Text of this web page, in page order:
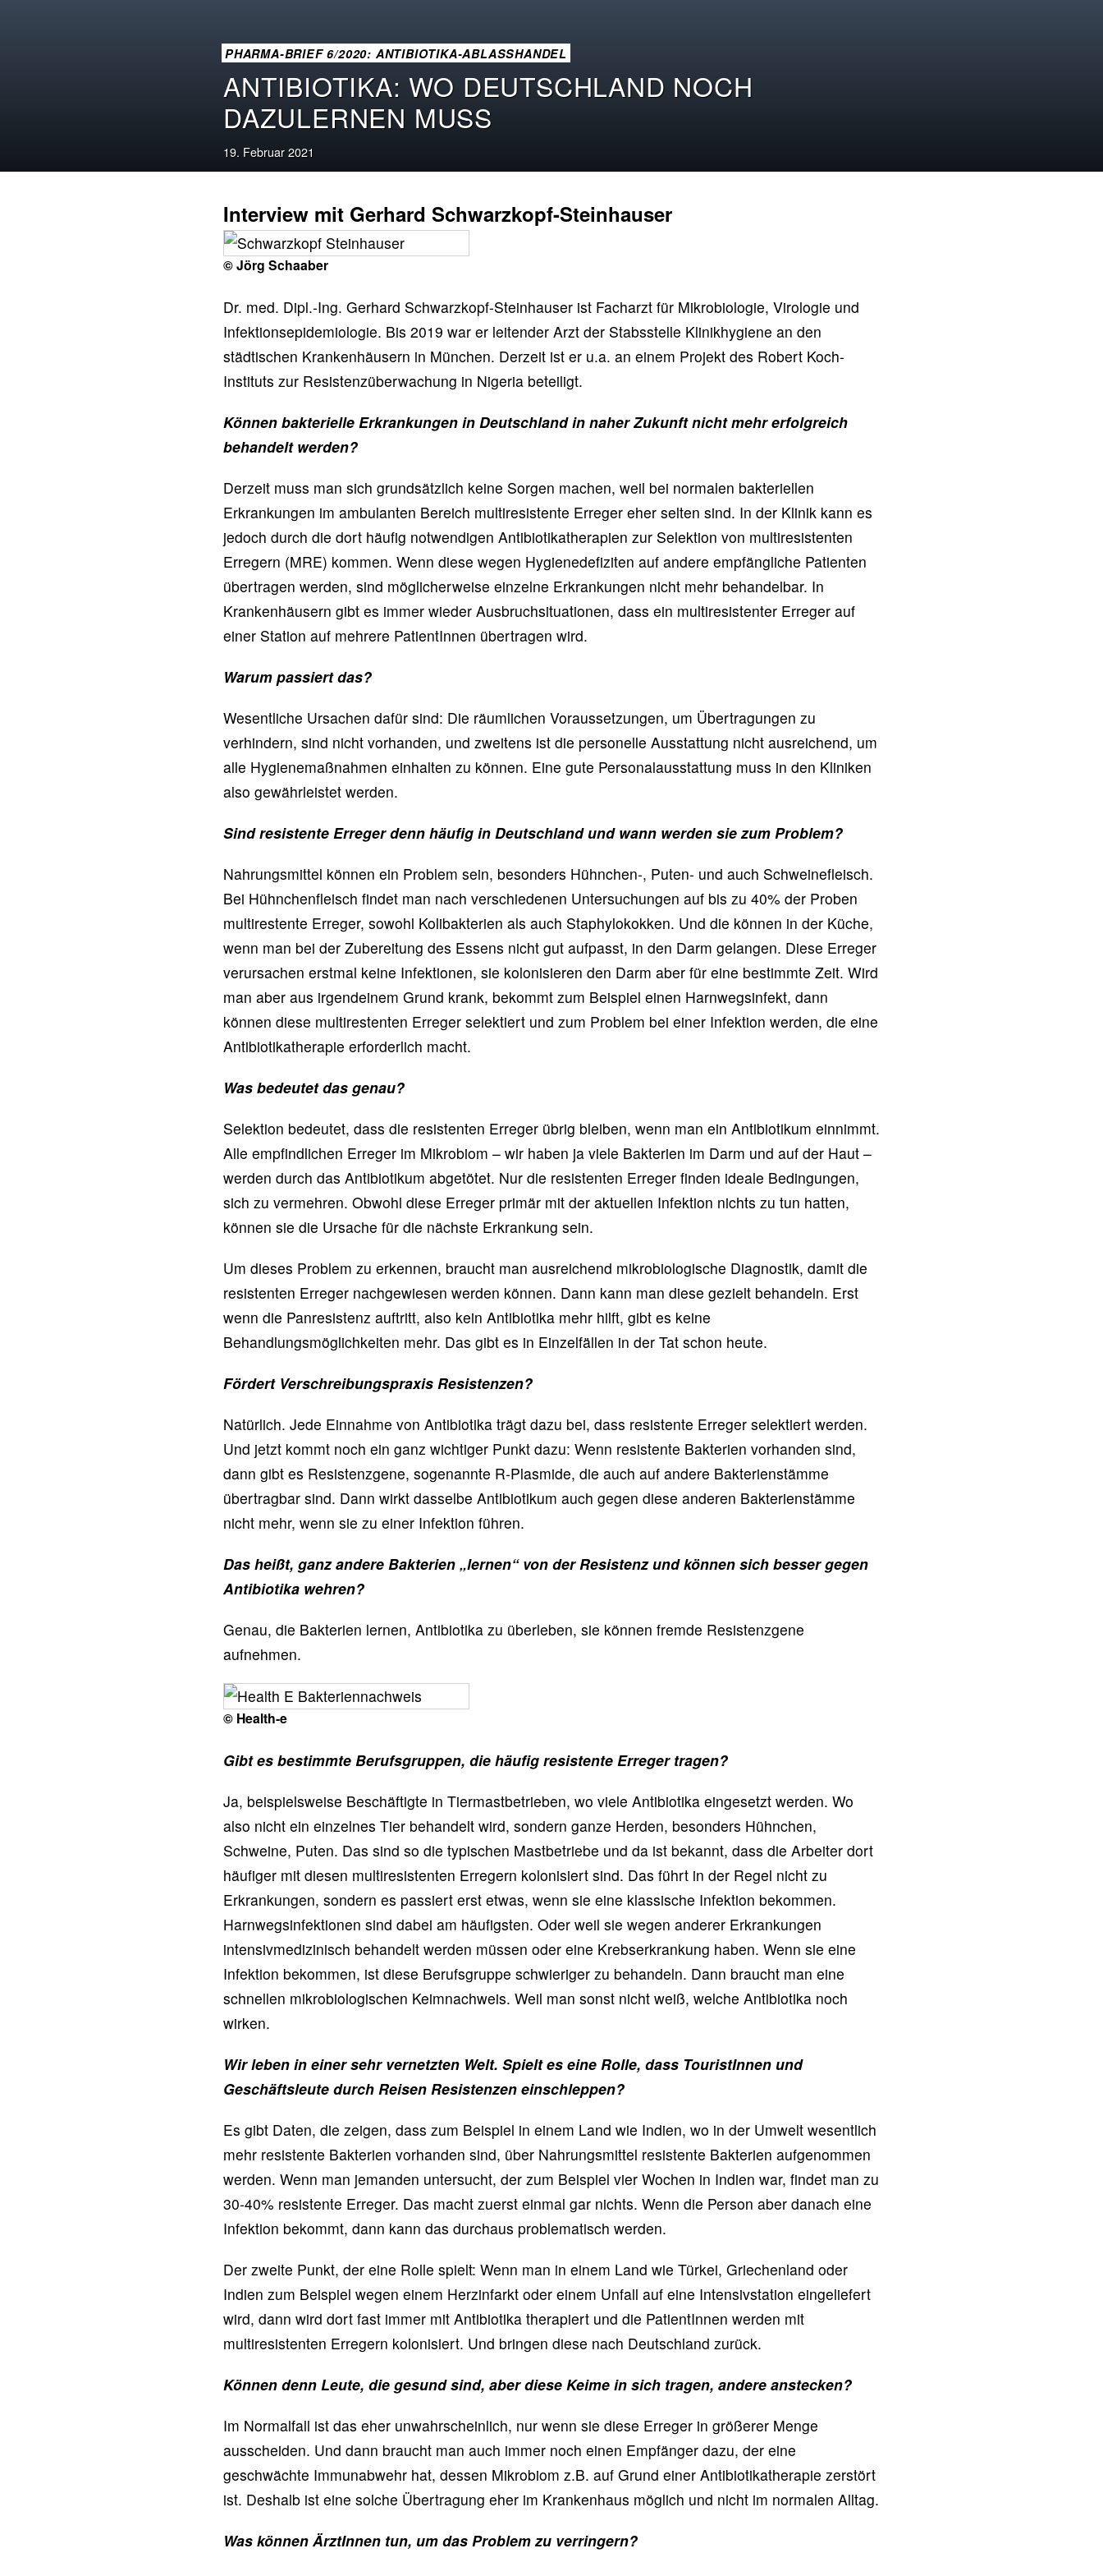
PHARMA-BRIEF 6/2020: ANTIBIOTIKA-ABLASSHANDEL
ANTIBIOTIKA: WO DEUTSCHLAND NOCH
DAZULERNEN MUSS
19. Februar 2021
Interview mit Gerhard Schwarzkopf-Steinhauser
© Jörg Schaaber
Dr. med. Dipl.-Ing. Gerhard Schwarzkopf-Steinhauser ist Facharzt für Mikrobiologie, Virologie und
Infektionsepidemiologie. Bis 2019 war er leitender Arzt der Stabsstelle Klinikhygiene an den
städtischen Krankenhäusern in München. Derzeit ist er u.a. an einem Projekt des Robert Koch-
Instituts zur Resistenzüberwachung in Nigeria beteiligt.
Können bakterielle Erkrankungen in Deutschland in naher Zukunft nicht mehr erfolgreich
behandelt werden?
Derzeit muss man sich grundsätzlich keine Sorgen machen, weil bei normalen bakteriellen
Erkrankungen im ambulanten Bereich multiresistente Erreger eher selten sind. In der Klinik kann es
jedoch durch die dort häufig notwendigen Antibiotikatherapien zur Selektion von multiresistenten
Erregern (MRE) kommen. Wenn diese wegen Hygienedefiziten auf andere empfängliche Patienten
übertragen werden, sind möglicherweise einzelne Erkrankungen nicht mehr behandelbar. In
Krankenhäusern gibt es immer wieder Ausbruchsituationen, dass ein multiresistenter Erreger auf
einer Station auf mehrere PatientInnen übertragen wird.
Warum passiert das?
Wesentliche Ursachen dafür sind: Die räumlichen Voraussetzungen, um Übertragungen zu
verhindern, sind nicht vorhanden, und zweitens ist die personelle Ausstattung nicht ausreichend, um
alle Hygienemaßnahmen einhalten zu können. Eine gute Personalausstattung muss in den Kliniken
also gewährleistet werden.
Sind resistente Erreger denn häufig in Deutschland und wann werden sie zum Problem?
Nahrungsmittel können ein Problem sein, besonders Hühnchen-, Puten- und auch Schweinefleisch.
Bei Hühnchenfleisch findet man nach verschiedenen Untersuchungen auf bis zu 40% der Proben
multirestente Erreger, sowohl Kolibakterien als auch Staphylokokken. Und die können in der Küche,
wenn man bei der Zubereitung des Essens nicht gut aufpasst, in den Darm gelangen. Diese Erreger
verursachen erstmal keine Infektionen, sie kolonisieren den Darm aber für eine bestimmte Zeit. Wird
man aber aus irgendeinem Grund krank, bekommt zum Beispiel einen Harnwegsinfekt, dann
können diese multirestenten Erreger selektiert und zum Problem bei einer Infektion werden, die eine
Antibiotikatherapie erforderlich macht.
Was bedeutet das genau?
Selektion bedeutet, dass die resistenten Erreger übrig bleiben, wenn man ein Antibiotikum einnimmt.
Alle empfindlichen Erreger im Mikrobiom – wir haben ja viele Bakterien im Darm und auf der Haut –
werden durch das Antibiotikum abgetötet. Nur die resistenten Erreger finden ideale Bedingungen,
sich zu vermehren. Obwohl diese Erreger primär mit der aktuellen Infektion nichts zu tun hatten,
können sie die Ursache für die nächste Erkrankung sein.
Um dieses Problem zu erkennen, braucht man ausreichend mikrobiologische Diagnostik, damit die
resistenten Erreger nachgewiesen werden können. Dann kann man diese gezielt behandeln. Erst
wenn die Panresistenz auftritt, also kein Antibiotika mehr hilft, gibt es keine
Behandlungsmöglichkeiten mehr. Das gibt es in Einzelfällen in der Tat schon heute.
Fördert Verschreibungspraxis Resistenzen?
Natürlich. Jede Einnahme von Antibiotika trägt dazu bei, dass resistente Erreger selektiert werden.
Und jetzt kommt noch ein ganz wichtiger Punkt dazu: Wenn resistente Bakterien vorhanden sind,
dann gibt es Resistenzgene, sogenannte R-Plasmide, die auch auf andere Bakterienstämme
übertragbar sind. Dann wirkt dasselbe Antibiotikum auch gegen diese anderen Bakterienstämme
nicht mehr, wenn sie zu einer Infektion führen.
Das heißt, ganz andere Bakterien „lernen“ von der Resistenz und können sich besser gegen
Antibiotika wehren?
Genau, die Bakterien lernen, Antibiotika zu überleben, sie können fremde Resistenzgene
aufnehmen.
© Health-e
Gibt es bestimmte Berufsgruppen, die häufig resistente Erreger tragen?
Ja, beispielsweise Beschäftigte in Tiermastbetrieben, wo viele Antibiotika eingesetzt werden. Wo
also nicht ein einzelnes Tier behandelt wird, sondern ganze Herden, besonders Hühnchen,
Schweine, Puten. Das sind so die typischen Mastbetriebe und da ist bekannt, dass die Arbeiter dort
häufiger mit diesen multiresistenten Erregern kolonisiert sind. Das führt in der Regel nicht zu
Erkrankungen, sondern es passiert erst etwas, wenn sie eine klassische Infektion bekommen.
Harnwegsinfektionen sind dabei am häufigsten. Oder weil sie wegen anderer Erkrankungen
intensivmedizinisch behandelt werden müssen oder eine Krebserkrankung haben. Wenn sie eine
Infektion bekommen, ist diese Berufsgruppe schwieriger zu behandeln. Dann braucht man eine
schnellen mikrobiologischen Keimnachweis. Weil man sonst nicht weiß, welche Antibiotika noch
wirken.
Wir leben in einer sehr vernetzten Welt. Spielt es eine Rolle, dass TouristInnen und
Geschäftsleute durch Reisen Resistenzen einschleppen?
Es gibt Daten, die zeigen, dass zum Beispiel in einem Land wie Indien, wo in der Umwelt wesentlich
mehr resistente Bakterien vorhanden sind, über Nahrungsmittel resistente Bakterien aufgenommen
werden. Wenn man jemanden untersucht, der zum Beispiel vier Wochen in Indien war, findet man zu
30-40% resistente Erreger. Das macht zuerst einmal gar nichts. Wenn die Person aber danach eine
Infektion bekommt, dann kann das durchaus problematisch werden.
Der zweite Punkt, der eine Rolle spielt: Wenn man in einem Land wie Türkei, Griechenland oder
Indien zum Beispiel wegen einem Herzinfarkt oder einem Unfall auf eine Intensivstation eingeliefert
wird, dann wird dort fast immer mit Antibiotika therapiert und die PatientInnen werden mit
multiresistenten Erregern kolonisiert. Und bringen diese nach Deutschland zurück.
Können denn Leute, die gesund sind, aber diese Keime in sich tragen, andere anstecken?
Im Normalfall ist das eher unwahrscheinlich, nur wenn sie diese Erreger in größerer Menge
ausscheiden. Und dann braucht man auch immer noch einen Empfänger dazu, der eine
geschwächte Immunabwehr hat, dessen Mikrobiom z.B. auf Grund einer Antibiotikatherapie zerstört
ist. Deshalb ist eine solche Übertragung eher im Krankenhaus möglich und nicht im normalen Alltag.
Was können ÄrztInnen tun, um das Problem zu verringern?